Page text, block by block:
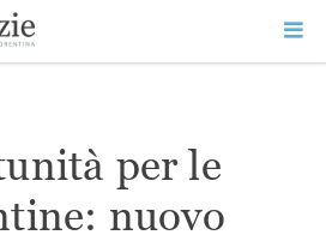
per le
nuovo